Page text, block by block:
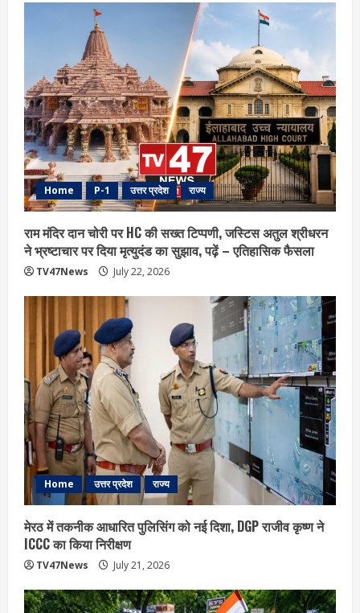
Home P-1 उत्तर प्रदेश राज्य
राम मंदिर दान चोरी पर HC की सख्त टिप्पणी, जस्टिस अतुल श्रीधरन
ने भ्रष्टाचार पर द‍िया मृत्युदंड का सुझाव, पढ़ें – एत‍िहास‍िक फैसला
TV47News July 22, 2026
Home उत्तर प्रदेश राज्य
मेरठ में तकनीक आधारित पुलिसिंग को नई दिशा, DGP राजीव कृष्ण ने
ICCC का किया निरीक्षण
TV47News July 21, 2026